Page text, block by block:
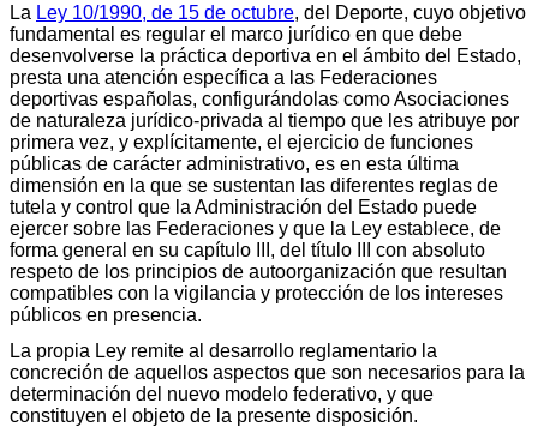
La Ley 10/1990, de 15 de octubre, del Deporte, cuyo objetivo
fundamental es regular el marco jurídico en que debe
desenvolverse la práctica deportiva en el ámbito del Estado,
presta una atención específica a las Federaciones
deportivas españolas, configurándolas como Asociaciones
de naturaleza jurídico-privada al tiempo que les atribuye por
primera vez, y explícitamente, el ejercicio de funciones
públicas de carácter administrativo, es en esta última
dimensión en la que se sustentan las diferentes reglas de
tutela y control que la Administración del Estado puede
ejercer sobre las Federaciones y que la Ley establece, de
forma general en su capítulo III, del título III con absoluto
respeto de los principios de autoorganización que resultan
compatibles con la vigilancia y protección de los intereses
públicos en presencia.
La propia Ley remite al desarrollo reglamentario la
concreción de aquellos aspectos que son necesarios para la
determinación del nuevo modelo federativo, y que
constituyen el objeto de la presente disposición.